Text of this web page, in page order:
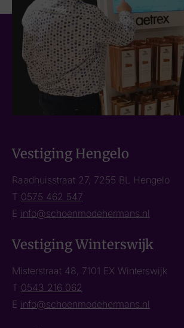
Vestiging Hengelo
Raadhuisstraat 27, 7255 BL Hengelo
T 0575 462 547
E info@schoenmodehermans.nl
Vestiging Winterswijk
Misterstraat 48, 7101 EX Winterswijk
T 0543 216 062
E info@schoenmodehermans.nl